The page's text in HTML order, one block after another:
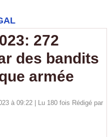
272
des bandits
armée
à 09:22 | Lu 180 fois Rédigé par